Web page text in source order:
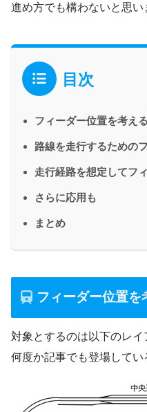
進め方でも構わないと思い
目次
フィーダー位置を考え
路線を走行するための
走行経路を想定してフ
さらに応用も
まとめ
フィーダー位置を
対象とするのは以下のレイ
何度か記事でも登場してい